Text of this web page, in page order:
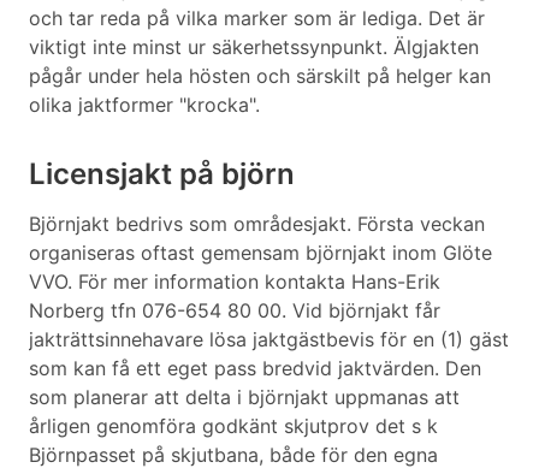
och tar reda på vilka marker som är lediga. Det är
viktigt inte minst ur säkerhetssynpunkt. Älgjakten
pågår under hela hösten och särskilt på helger kan
olika jaktformer "krocka".
Licensjakt på björn
Björnjakt bedrivs som områdesjakt. Första veckan
organiseras oftast gemensam björnjakt inom Glöte
VVO. För mer information kontakta Hans-Erik
Norberg tfn 076-654 80 00. Vid björnjakt får
jakträttsinnehavare lösa jaktgästbevis för en (1) gäst
som kan få ett eget pass bredvid jaktvärden. Den
som planerar att delta i björnjakt uppmanas att
årligen genomföra godkänt skjutprov det s k
Björnpasset på skjutbana, både för den egna